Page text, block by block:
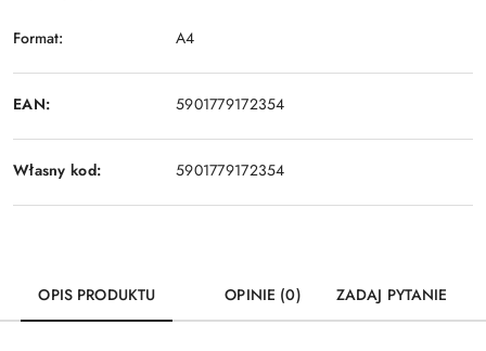
Format: A4
EAN: 5901779172354
Własny kod: 5901779172354
OPIS PRODUKTU OPINIE (0) ZADAJ PYTANIE